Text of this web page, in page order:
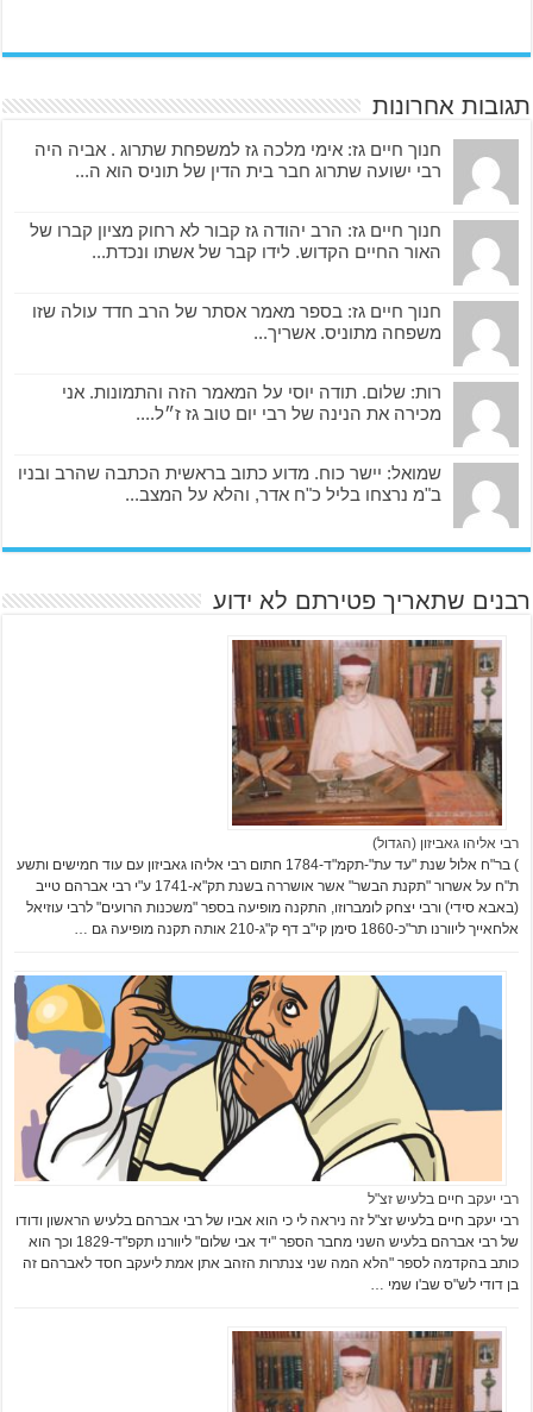
תגובות אחרונות
חנוך חיים גז: אימי מלכה גז למשפחת שתרוג . אביה היה
רבי ישועה שתרוג חבר בית הדין של תוניס הוא ה...
חנוך חיים גז: הרב יהודה גז קבור לא רחוק מציון קברו של
האור החיים הקדוש. לידו קבר של אשתו ונכדת...
חנוך חיים גז: בספר מאמר אסתר של הרב חדד עולה שזו
משפחה מתוניס. אשריך...
רות: שלום. תודה יוסי על המאמר הזה והתמונות. אני
מכירה את הנינה של רבי יום טוב גז ז״ל....
שמואל: יישר כוח. מדוע כתוב בראשית הכתבה שהרב ובניו
ב"מ נרצחו בליל כ"ח אדר, והלא על המצב...
רבנים שתאריך פטירתם לא ידוע
רבי אליהו גאביזון (הגדול)
) בר"ח אלול שנת "עד עת"-תקמ"ד-1784 חתום רבי אליהו גאביזון עם עוד חמישים ותשע
ת"ח על אשרור "תקנת הבשר" אשר אושררה בשנת תק"א-1741 ע"י רבי אברהם טייב
(באבא סידי) ורבי יצחק לומברוזו, התקנה מופיעה בספר "משכנות הרועים" לרבי עוזיאל
אלחאייך ליוורנו תר"כ-1860 סימן קי"ב דף ק"ג-210 אותה תקנה מופיעה גם …
רבי יעקב חיים בלעיש זצ"ל
רבי יעקב חיים בלעיש זצ"ל זה ניראה לי כי הוא אביו של רבי אברהם בלעיש הראשון ודודו
של רבי אברהם בלעיש השני מחבר הספר "יד אבי שלום" ליוורנו תקפ"ד-1829 וכך הוא
כותב בהקדמה לספר "הלא המה שני צנתרות הזהב אתן אמת ליעקב חסד לאברהם זה
בן דודי לש"ס שב'ו שמי …